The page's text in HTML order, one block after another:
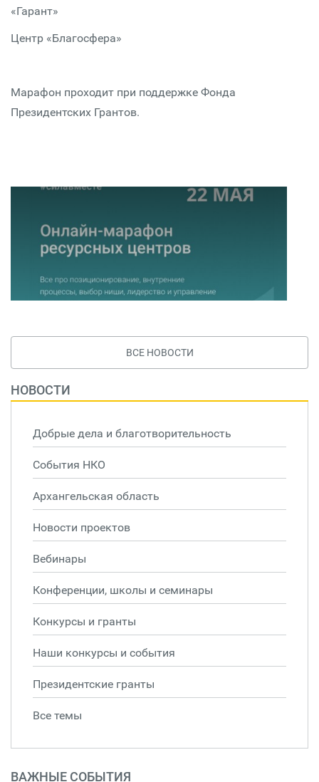
«Гарант»
Центр «Благосфера»
Марафон проходит при поддержке Фонда
Президентских Грантов.
ВСЕ НОВОСТИ
НОВОСТИ
Добрые дела и благотворительность
События НКО
Архангельская область
Новости проектов
Вебинары
Конференции, школы и семинары
Конкурсы и гранты
Наши конкурсы и события
Президентские гранты
Все темы
ВАЖНЫЕ СОБЫТИЯ